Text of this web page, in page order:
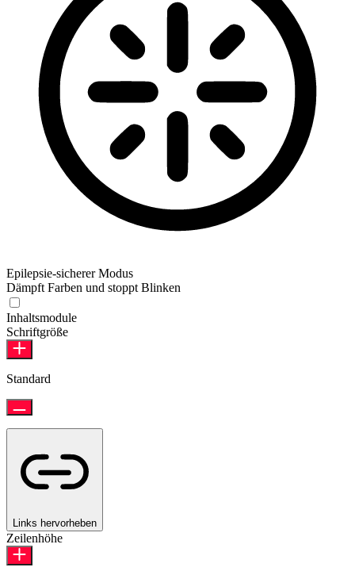
Epilepsie-sicherer Modus
Dämpft Farben und stoppt Blinken
Inhaltsmodule
Schriftgröße
Standard
Links hervorheben
Zeilenhöhe